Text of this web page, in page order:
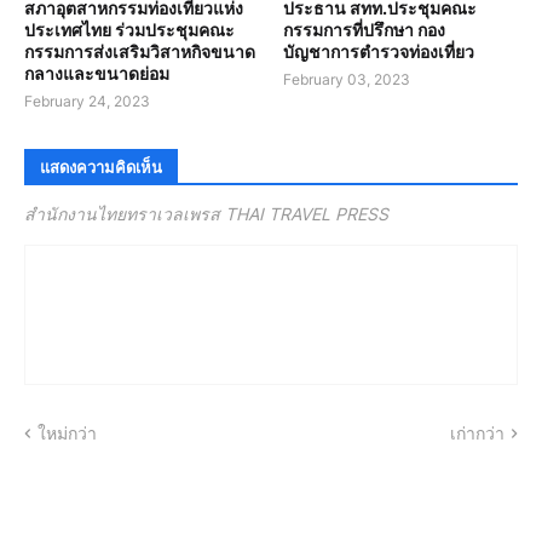
สภาอุตสาหกรรมท่องเที่ยวแห่ง
ประเทศไทย ร่วมประชุมคณะ
กรรมการส่งเสริมวิสาหกิจขนาด
กลางและขนาดย่อม
February 24, 2023
ประธาน สทท.ประชุมคณะ
กรรมการที่ปรึกษา กอง
บัญชาการตำรวจท่องเที่ยว
February 03, 2023
แสดงความคิดเห็น
สำนักงานไทยทราเวลเพรส THAI TRAVEL PRESS
ใหม่กว่า เก่ากว่า